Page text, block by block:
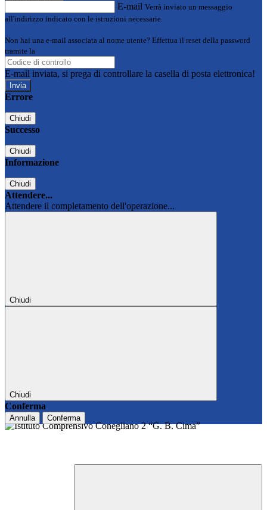
E-mail Verrà inviato un messaggio
all'indirizzo indicato con le istruzioni necessarie.
Non hai una e-mail associata al nome utente? Effettua il reset della password
tramite la
E-mail inviata, si prega di controllare la casella di posta elettronica!
Errore
Chiudi
Successo
Chiudi
Informazione
Chiudi
Attendere...
Attendere il completamento dell'operazione...
Chiudi
Chiudi
Conferma
Annulla Conferma